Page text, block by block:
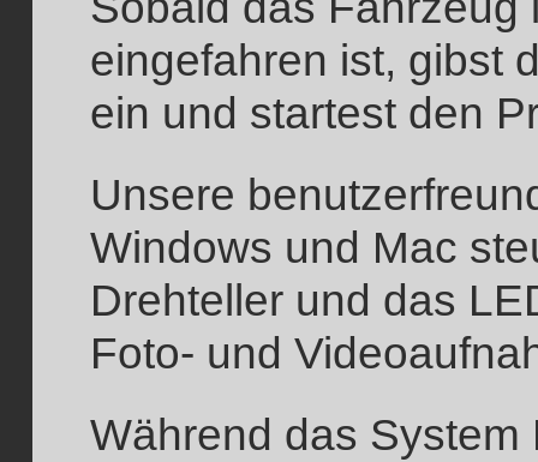
eingefahren ist, gibst
ein und startest den
Unsere
Windows und Mac
Drehteller und das
Foto- und
Während das System